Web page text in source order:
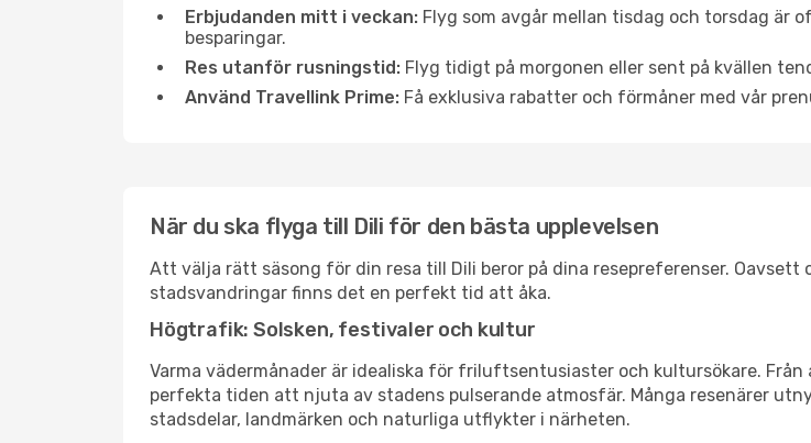
Erbjudanden mitt i veckan: Flyg som avgår mellan tisdag och torsdag är
besparingar.
Res utanför rusningstid: Flyg tidigt på morgonen eller sent på kvällen
Använd Travellink Prime: Få exklusiva rabatter och förmåner med vår
När du ska flyga till Dili för den bästa upplevelsen
Att välja rätt säsong för din resa till Dili beror på dina resepreferenser. Oavsett
stadsvandringar finns det en perfekt tid att åka.
Högtrafik: Solsken, festivaler och kultur
Varma vädermånader är idealiska för friluftsentusiaster och kultursökare.
perfekta tiden att njuta av stadens pulserande atmosfär. Många resenärer
stadsdelar, landmärken och naturliga utflykter i närheten.